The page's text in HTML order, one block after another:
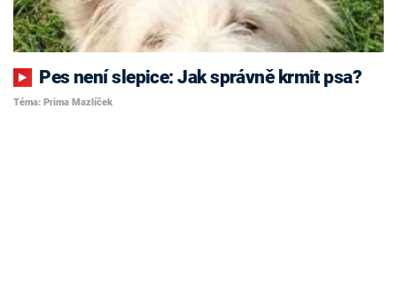
Pes není slepice: Jak správně krmit psa?
Téma: Prima Mazlíček